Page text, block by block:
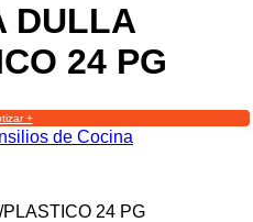
DULLA
24 PG
+
de Cocina
24 PG